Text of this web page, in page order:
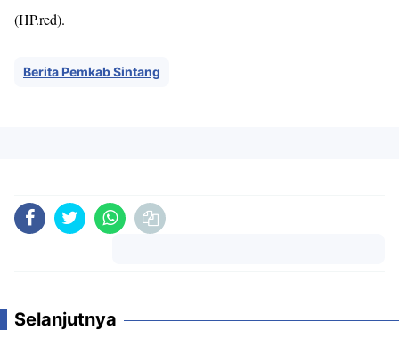
(HP.red).
Berita Pemkab Sintang
Selanjutnya